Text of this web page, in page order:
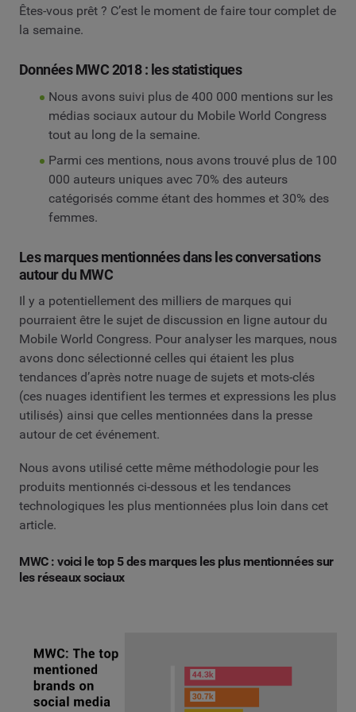
Êtes-vous prêt ? C’est le moment de faire tour complet de
la semaine.
Données MWC 2018 : les statistiques
Nous avons suivi plus de 400 000 mentions sur les
médias sociaux autour du Mobile World Congress
tout au long de la semaine.
Parmi ces mentions, nous avons trouvé plus de 100
000 auteurs uniques avec 70% des auteurs
catégorisés comme étant des hommes et 30% des
femmes.
Les marques mentionnées dans les conversations
autour du MWC
Il y a potentiellement des milliers de marques qui
pourraient être le sujet de discussion en ligne autour du
Mobile World Congress. Pour analyser les marques, nous
avons donc sélectionné celles qui étaient les plus
tendances d’après notre nuage de sujets et mots-clés
(ces nuages identifient les termes et expressions les plus
utilisés) ainsi que celles mentionnées dans la presse
autour de cet événement.
Nous avons utilisé cette même méthodologie pour les
produits mentionnés ci-dessous et les tendances
technologiques les plus mentionnées plus loin dans cet
article.
MWC : voici le top 5 des marques les plus mentionnées sur
les réseaux sociaux